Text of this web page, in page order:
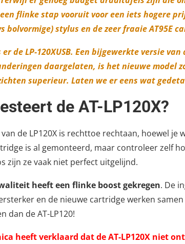
een flinke stap vooruit voor een iets hogere
bolvormige) stylus en de zeer fraaie AT95E
er de LP-120XUSB. Een bijgewerkte versie
daargelaten, is het nieuwe model
superieur. Laten we er eens wat
de AT-LP120X?
de LP120X is rechttoe rechtaan, hoewel je
is al gemonteerd, maar controleer zelf
zijn ze vaak niet perfect uitgelijnd.
heeft een flinke boost gekregen. De
en de nieuwe cartridge werken
dan de AT-LP120!
heeft verklaard dat de AT-LP120X niet